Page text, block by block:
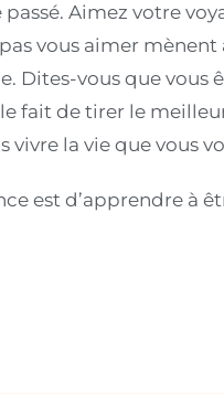
Aimez votre
vous aimer
Dites-vous que vous
fait de tirer le
vivre la vie que vous
est d’apprendre à